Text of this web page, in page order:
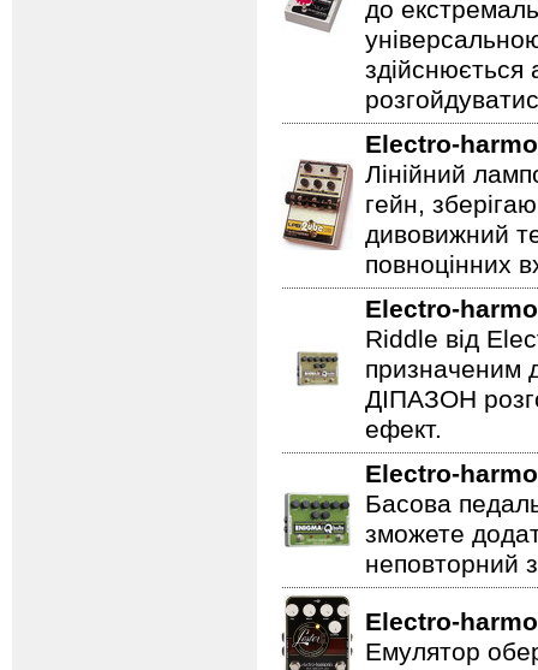
до
Electro-
Лінійний
гейн,
дивовижний
повноцінних
Electro-
Riddle від
призначеним
ДІПАЗОН
ефект.
Electro-
Басова
зможете
неповторний
Electro-
Емулятор